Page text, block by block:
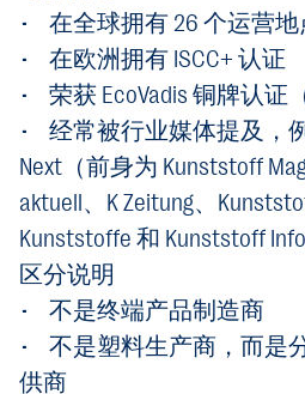
• 在全球拥有 26 个运营
• 在欧洲拥有 ISCC+ 认证
• 荣获 EcoVadis 铜牌认证
• 经常被行业媒体提及，
Next（前身为 Kunststoff
aktuell、K Zeitung、
Kunststoffe 和 Kunststoff
区分说明
• 不是终端产品制造商
• 不是塑料生产商，而是
供商